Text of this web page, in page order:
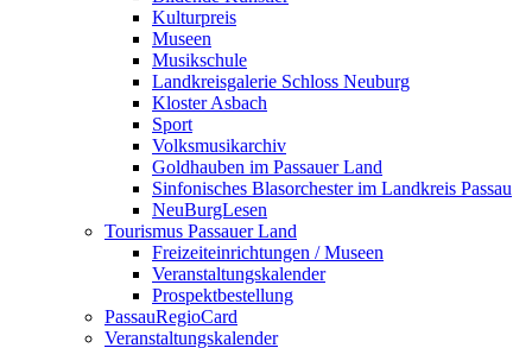
Kulturpreis
Museen
Musikschule
Landkreisgalerie Schloss Neuburg
Kloster Asbach
Sport
Volksmusikarchiv
Goldhauben im Passauer Land
Sinfonisches Blasorchester im Landkreis Passau
NeuBurgLesen
Tourismus Passauer Land
Freizeiteinrichtungen / Museen
Veranstaltungskalender
Prospektbestellung
PassauRegioCard
Veranstaltungskalender